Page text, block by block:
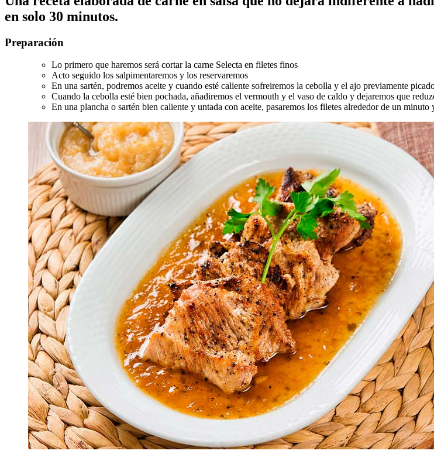
en solo 30 minutos.
Preparación
Lo primero que haremos será cortar la carne Selecta en filetes finos
Acto seguido los salpimentaremos y los reservaremos
En una sartén, podremos aceite y cuando esté caliente sofreiremos la cebolla y el ajo previamente
Cuando la cebolla esté bien pochada, añadiremos el vermouth y el vaso de caldo y dejaremos que
En una plancha o sartén bien caliente y untada con aceite, pasaremos los filetes alrededor de un